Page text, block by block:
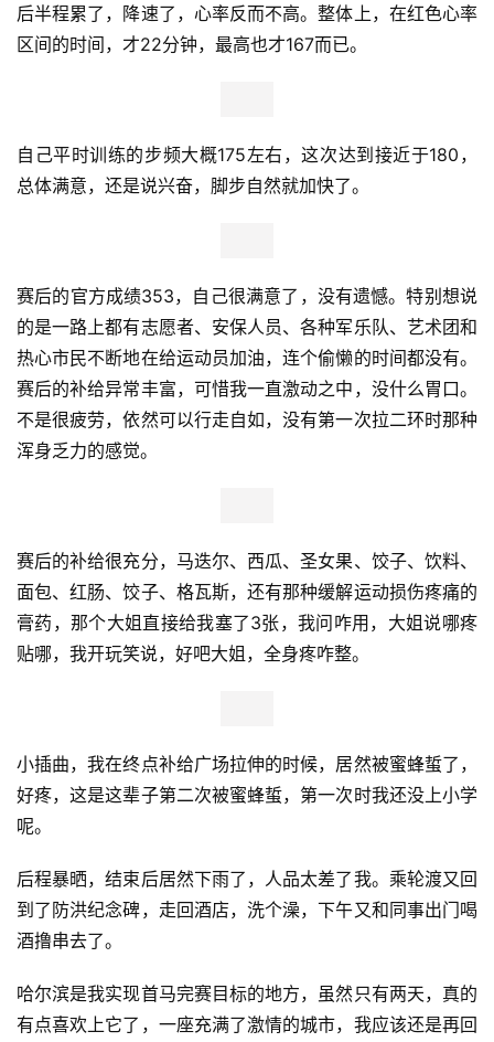
后半程累了，降速了，心率反而不高。整体上，在红色心率
区间的时间，才22分钟，最高也才167而已。
自己平时训练的步频大概175左右，这次达到接近于180，
总体满意，还是说兴奋，脚步自然就加快了。
赛后的官方成绩353，自己很满意了，没有遗憾。特别想说
的是一路上都有志愿者、安保人员、各种军乐队、艺术团和
热心市民不断地在给运动员加油，连个偷懒的时间都没有。
赛后的补给异常丰富，可惜我一直激动之中，没什么胃口。
不是很疲劳，依然可以行走自如，没有第一次拉二环时那种
浑身乏力的感觉。
赛后的补给很充分，马迭尔、西瓜、圣女果、饺子、饮料、
面包、红肠、饺子、格瓦斯，还有那种缓解运动损伤疼痛的
膏药，那个大姐直接给我塞了3张，我问咋用，大姐说哪疼
贴哪，我开玩笑说，好吧大姐，全身疼咋整。
小插曲，我在终点补给广场拉伸的时候，居然被蜜蜂蜇了，
好疼，这是这辈子第二次被蜜蜂蜇，第一次时我还没上小学
呢。
后程暴晒，结束后居然下雨了，人品太差了我。乘轮渡又回
到了防洪纪念碑，走回酒店，洗个澡，下午又和同事出门喝
酒撸串去了。
哈尔滨是我实现首马完赛目标的地方，虽然只有两天，真的
有点喜欢上它了，一座充满了激情的城市，我应该还是再回